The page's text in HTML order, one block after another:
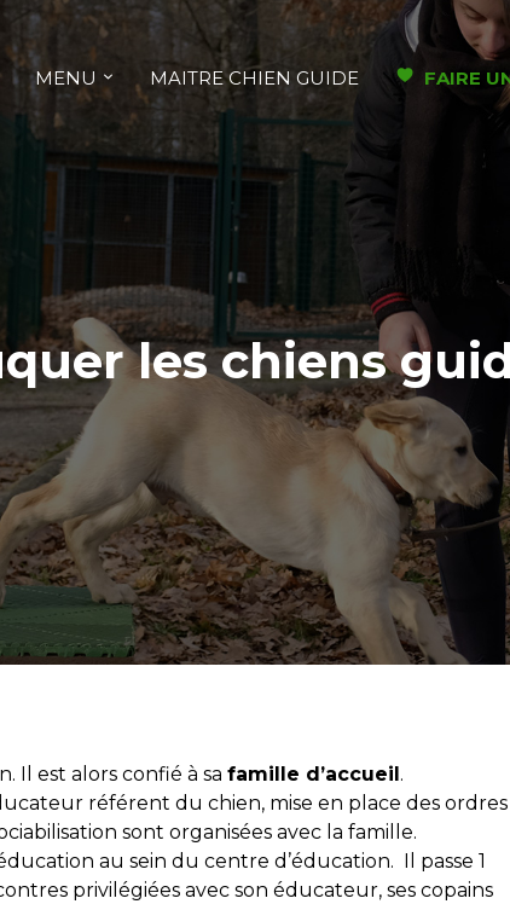
MENU MAITRE CHIEN GUIDE FAIRE
les chiens
Il est alors confié à sa famille d’accueil .
référent du chien, mise en place des ordres
sont organisées avec la famille.
au sein du centre d’éducation. Il passe 1
privilégiées avec son éducateur, ses copains